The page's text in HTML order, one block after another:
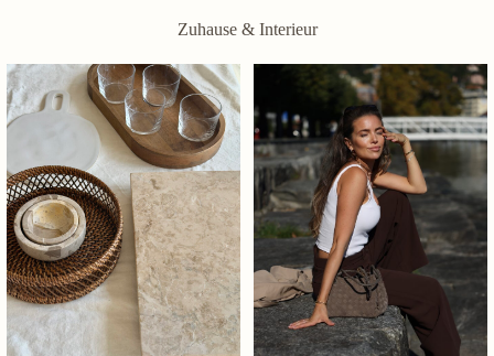
Zuhause & Interieur